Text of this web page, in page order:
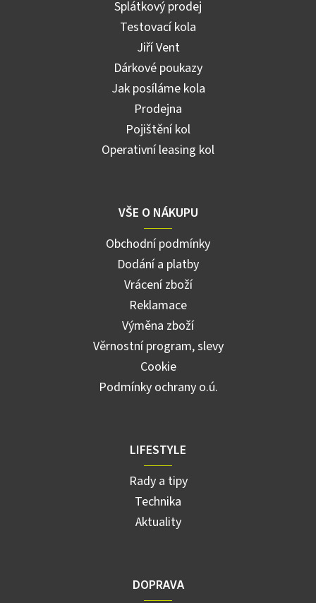
Splátkový prodej
Testovací kola
Jiří Vent
Dárkové poukazy
Jak posíláme kola
Prodejna
Pojištění kol
Operativní leasing kol
VŠE O NÁKUPU
Obchodní podmínky
Dodání a platby
Vrácení zboží
Reklamace
Výměna zboží
Věrnostní program, slevy
Cookie
Podmínky ochrany o.ú.
LIFESTYLE
Rady a tipy
Technika
Aktuality
DOPRAVA